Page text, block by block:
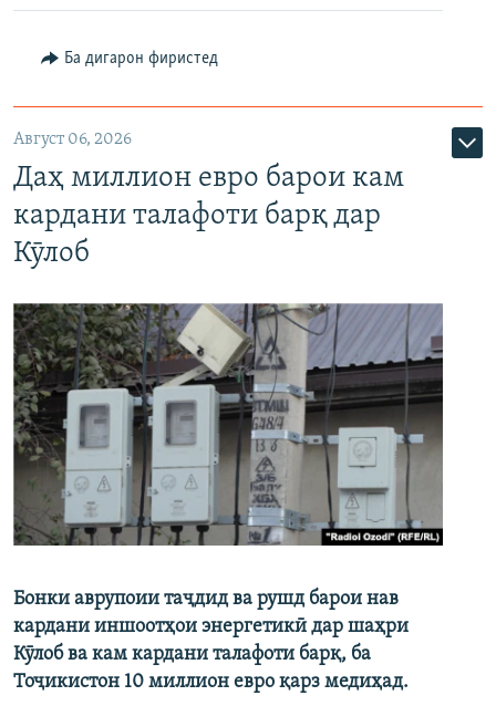
Ба дигарон фиристед
Август 06, 2026
Даҳ миллион евро барои кам
кардани талафоти барқ дар
Кӯлоб
Бонки аврупоии таҷдид ва рушд барои нав
кардани иншоотҳои энергетикӣ дар шаҳри
Кӯлоб ва кам кардани талафоти барқ, ба
Тоҷикистон 10 миллион евро қарз медиҳад.